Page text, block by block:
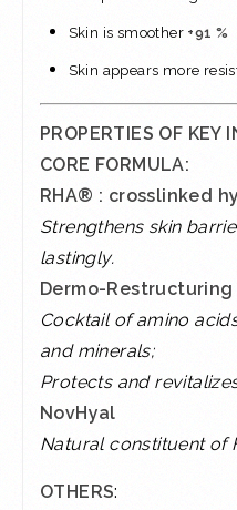
Skin is smoother +91 %
Skin appears more
PROPERTIES OF KEY
CORE FORMULA:
RHA® : crosslinked
Strengthens skin
lastingly.
Dermo-Restructuring
Cocktail of amino
and minerals;
Protects and
NovHyal
Natural constituent of
OTHERS: